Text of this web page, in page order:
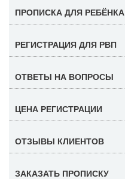
ПРОПИСКА ДЛЯ РЕБЁНКА
РЕГИСТРАЦИЯ ДЛЯ РВП
ОТВЕТЫ НА ВОПРОСЫ
ЦЕНА РЕГИСТРАЦИИ
ОТЗЫВЫ КЛИЕНТОВ
ЗАКАЗАТЬ ПРОПИСКУ